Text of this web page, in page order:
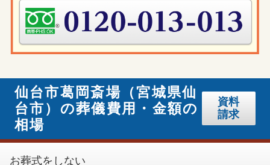
仙台市葛岡斎場（宮城県仙
台市）の葬儀費用・金額の
相場
資料
請求
お葬式をしない